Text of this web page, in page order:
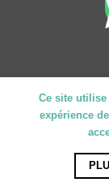
Ce site
expérience